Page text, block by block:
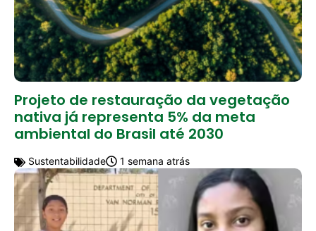
Projeto de restauração da vegetação
nativa já representa 5% da meta
ambiental do Brasil até 2030
Sustentabilidade 1 semana atrás